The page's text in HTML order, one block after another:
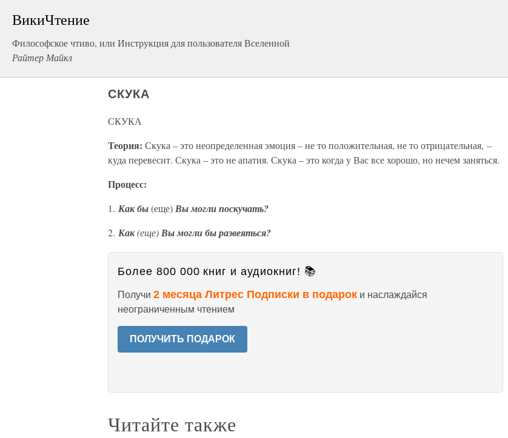
ВикиЧтение
Философское чтиво, или Инструкция для пользователя Вселенной
Райтер Майкл
СКУКА
СКУКА
Теория: Скука – это неопределенная эмоция – не то положительная, не то отрицательная, –
куда перевесит. Скука – это не апатия. Скука – это когда у Вас все хорошо, но нечем заняться.
Процесс:
1. Какбы(еще)Вы могли поскучать?
2. Как(еще)Вы моглибы развеяться?
Более 800 000 книг и аудиокниг! 📚
Получи 2 месяца Литрес Подписки в подарок и наслаждайся
неограниченным чтением
ПОЛУЧИТЬ ПОДАРОК
Читайте также